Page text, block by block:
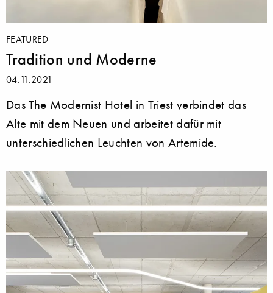
FEATURED
Tradition und Moderne
04.11.2021
Das The Modernist Hotel in Triest verbindet das
Alte mit dem Neuen und arbeitet dafür mit
unterschiedlichen Leuchten von Artemide.